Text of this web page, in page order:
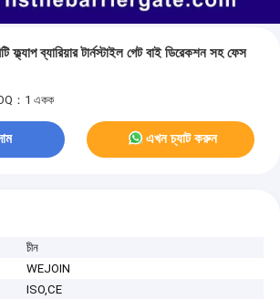
ফ্ল্যাপ ব্যারিয়ার টার্নস্টাইল গেট বাই ডিরেকশন সহ ফেস
：1 একক
এখন চ্যাট করুন
চীন
WEJOIN
ISO,CE